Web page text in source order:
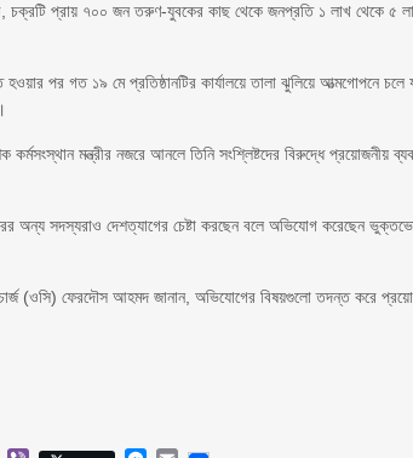
চক্রটি প্রায় ৭০০ জন তরুণ-যুবকের কাছ থেকে জনপ্রতি ১ লাখ থেকে ৫
হওয়ার পর গত ১৯ মে প্রতিষ্ঠানটির কার্যালয়ে তালা ঝুলিয়ে আত্মগোপনে
মন্ত্রীর নজরে আনলে তিনি সংশ্লিষ্টদের বিরুদ্ধে প্রয়োজনীয়
অন্য সদস্যরাও দেশত্যাগের চেষ্টা করছেন বলে অভিযোগ করেছেন
(ওসি) ফেরদৌস আহমদ জানান, অভিযোগের বিষয়গুলো তদন্ত করে